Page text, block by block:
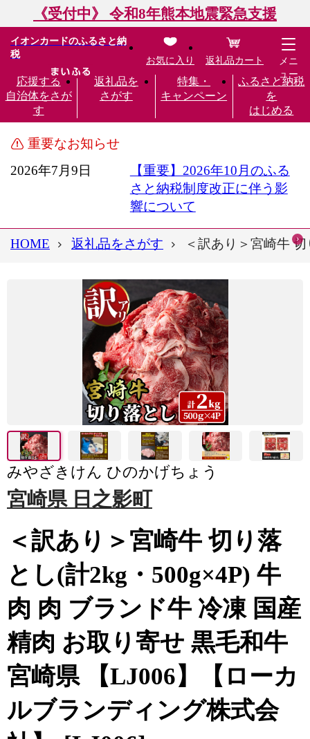
《受付中》 令和8年熊本地震緊急支援
イオンカードのふるさと納
税
応援する
自治体をさが
す
返礼品を
さがす
特集・
キャンペーン
ふるさと納税
を
はじめる
お気に入り 返礼品カート
メニ
ュー
重要なお知らせ
2026年7月9日
【重要】2026年10月のふる
さと納税制度改正に伴う影
響について
HOME 返礼品をさがす ＜訳あり＞宮崎牛
みやざきけん ひのかげちょう
宮崎県 日之影町
＜訳あり＞宮崎牛 切り落
とし(計2kg・500g×4P) 牛
肉 肉 ブランド牛 冷凍 国産
精肉 お取り寄せ 黒毛和牛
宮崎県 【LJ006】【ローカ
ルブランディング株式会